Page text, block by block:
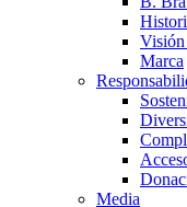
Marca
Media